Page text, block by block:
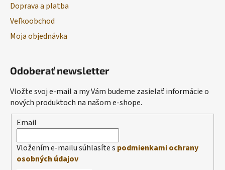
Doprava a platba
Veľkoobchod
Moja objednávka
Odoberať newsletter
Vložte svoj e-mail a my Vám budeme zasielať informácie o
nových produktoch na našom e-shope.
Email
Vložením e-mailu súhlasíte s podmienkami ochrany
osobných údajov